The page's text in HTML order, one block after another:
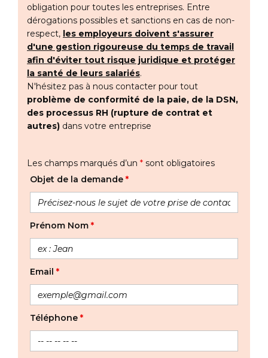
obligation pour toutes les entreprises. Entre
dérogations possibles et sanctions en cas de non-
respect, les employeurs doivent s'assurer
d'une gestion rigoureuse du temps de travail
afin d'éviter tout risque juridique et protéger
la santé de leurs salariés.
N'hésitez pas à nous contacter pour tout
problème de conformité de la paie, de la DSN,
des processus RH (rupture de contrat et
autres) dans votre entreprise
Les champs marqués d’un * sont obligatoires
Objet de la demande *
Prénom Nom *
Email *
Téléphone *